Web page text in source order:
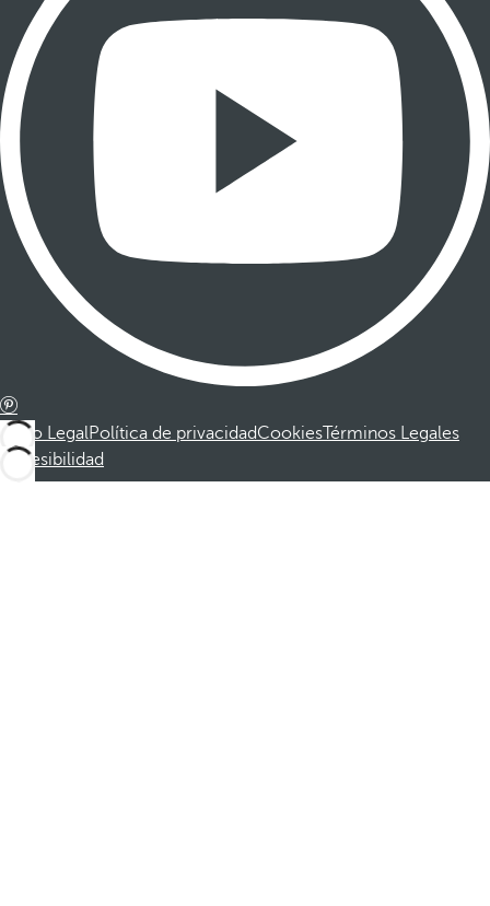
Aviso LegalPolítica de privacidadCookiesTérminos Legales
Accesibilidad